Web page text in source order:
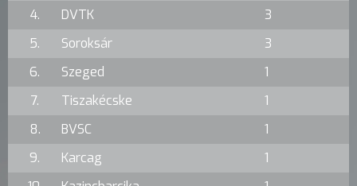
4.
DVTK
3
5.
Soroksár
3
6.
Szeged
1
7.
Tiszakécske
1
8.
BVSC
1
9.
Karcag
1